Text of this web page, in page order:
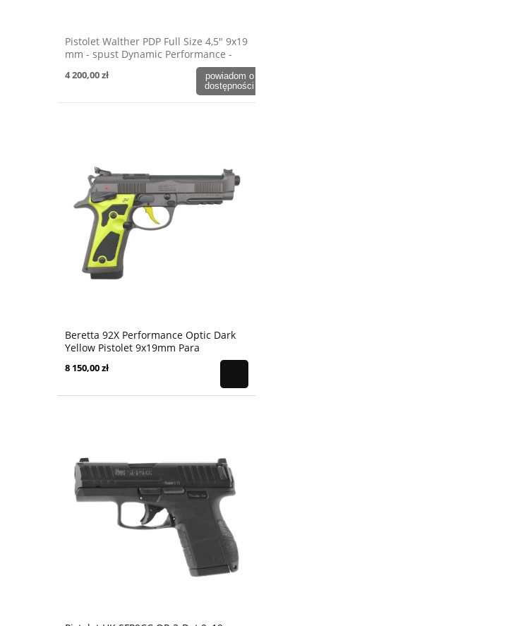
Pistolet Walther PDP Full Size 4,5" 9x19
mm - spust Dynamic Performance -
4 200,00 zł
powiadom o
dostępności
Beretta 92X Performance Optic Dark
Yellow Pistolet 9x19mm Para
8 150,00 zł